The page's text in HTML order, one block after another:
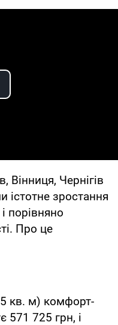
Video
Вінниця, Чернігів
істотне зростання
порівняно
Про це
кв. м) комфорт-
571 725 грн, і